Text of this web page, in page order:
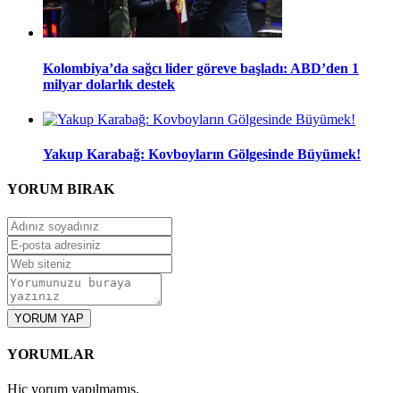
Kolombiya’da sağcı lider göreve başladı: ABD’den 1
milyar dolarlık destek
Yakup Karabağ: Kovboyların Gölgesinde Büyümek!
YORUM BIRAK
YORUM YAP
YORUMLAR
Hiç yorum yapılmamış.